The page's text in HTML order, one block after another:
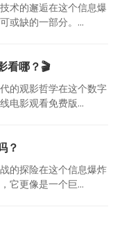
术的邂逅在这个信息爆
或缺的一部分。...
看哪？🎬
的观影哲学在这个数字
电影观看免费版...
？
的探险在这个信息爆炸
它更像是一个巨...